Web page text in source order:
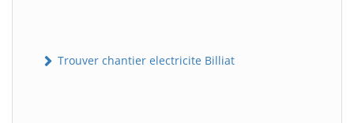
Trouver chantier electricite Billiat